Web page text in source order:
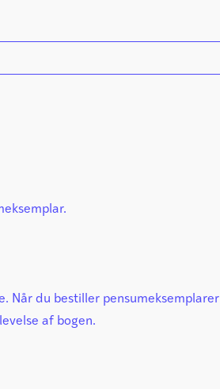
Når du bestiller pensumeksemplarer
af bogen.